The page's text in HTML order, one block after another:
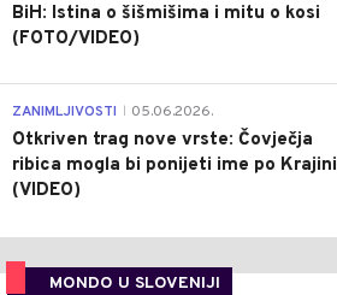
BiH: Istina o šišmišima i mitu o kosi
(FOTO/VIDEO)
ZANIMLJIVOSTI 05.06.2026.
Otkriven trag nove vrste: Čovječja
ribica mogla bi ponijeti ime po Krajini
(VIDEO)
MONDO U SLOVENIJI